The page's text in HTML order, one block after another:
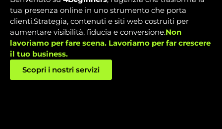
tua presenza online in uno strumento che porta
clienti.Strategia, contenuti e siti web costruiti per
aumentare visibilità, fiducia e conversione.Non
lavoriamo per fare scena. Lavoriamo per far crescere
il tuo business.
Scopri i nostri servizi